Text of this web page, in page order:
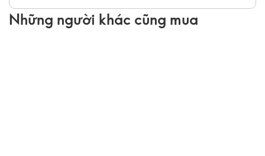
Những người khác cũng mua